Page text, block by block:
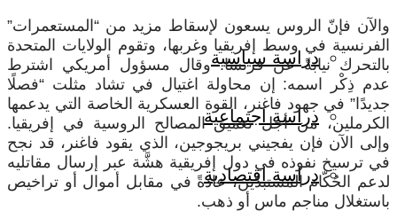
دراسة سياسية
دراسة اجتماعية
دراسة اقتصادية
والآن فإنّ الروس يسعون لإسقاط مزيد من “المستعمرات”
الفرنسية في وسط إفريقيا وغربها، وتقوم الولايات المتحدة
بالتحرك نيابةً عن فرنسا. وقال مسؤول أمريكي اشترط
عدم ذِكْر اسمه: إن محاولة اغتيال في تشاد مثلت “فصلًا
جديدًا” في جهود فاغنر، القوة العسكرية الخاصة التي يدعمها
الكرملين، من أجل تعميق المصالح الروسية في إفريقيا.
وإلى الآن فإن يفجيني بريجوجين، الذي يقود فاغنر، قد نجح
في ترسيخ نفوذه في دول إفريقية هشَّة عبر إرسال مقاتليه
لدعم الحُكّام المستبدّين، عادةً في مقابل أموال أو تراخيص
باستغلال مناجم ماس أو ذهب.